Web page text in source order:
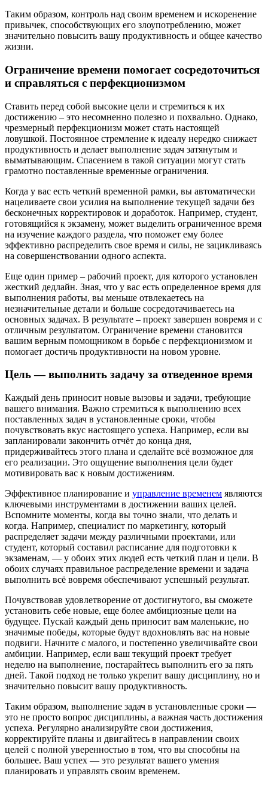
Таким образом, контроль над своим временем и искоренение
привычек, способствующих его злоупотреблению, может
значительно повысить вашу продуктивность и общее качество
жизни.
Ограничение времени помогает сосредоточиться
и справляться с перфекционизмом
Ставить перед собой высокие цели и стремиться к их
достижению – это несомненно полезно и похвально. Однако,
чрезмерный перфекционизм может стать настоящей
ловушкой. Постоянное стремление к идеалу нередко снижает
продуктивность и делает выполнение задач затянутым и
выматывающим. Спасением в такой ситуации могут стать
грамотно поставленные временные ограничения.
Когда у вас есть четкий временной рамки, вы автоматически
нацеливаете свои усилия на выполнение текущей задачи без
бесконечных корректировок и доработок. Например, студент,
готовящийся к экзамену, может выделить ограниченное время
на изучение каждого раздела, что поможет ему более
эффективно распределить свое время и силы, не зацикливаясь
на совершенствовании одного аспекта.
Еще один пример – рабочий проект, для которого установлен
жесткий дедлайн. Зная, что у вас есть определенное время для
выполнения работы, вы меньше отвлекаетесь на
незначительные детали и больше сосредотачиваетесь на
основных задачах. В результате – проект завершен вовремя и с
отличным результатом. Ограничение времени становится
вашим верным помощником в борьбе с перфекционизмом и
помогает достичь продуктивности на новом уровне.
Цель — выполнить задачу за отведенное время
Каждый день приносит новые вызовы и задачи, требующие
вашего внимания. Важно стремиться к выполнению всех
поставленных задач в установленные сроки, чтобы
почувствовать вкус настоящего успеха. Например, если вы
запланировали закончить отчёт до конца дня,
придерживайтесь этого плана и сделайте всё возможное для
его реализации. Это ощущение выполнения цели будет
мотивировать вас к новым достижениям.
Эффективное планирование и управление временем являются
ключевыми инструментами в достижении ваших целей.
Вспомните моменты, когда вы точно знали, что делать и
когда. Например, специалист по маркетингу, который
распределяет задачи между различными проектами, или
студент, который составил расписание для подготовки к
экзаменам, — у обоих этих людей есть четкий план и цели. В
обоих случаях правильное распределение времени и задача
выполнить всё вовремя обеспечивают успешный результат.
Почувствовав удовлетворение от достигнутого, вы сможете
установить себе новые, еще более амбициозные цели на
будущее. Пускай каждый день приносит вам маленькие, но
значимые победы, которые будут вдохновлять вас на новые
подвиги. Начните с малого, и постепенно увеличивайте свои
амбиции. Например, если ваш текущий проект требует
неделю на выполнение, постарайтесь выполнить его за пять
дней. Такой подход не только укрепит вашу дисциплину, но и
значительно повысит вашу продуктивность.
Таким образом, выполнение задач в установленные сроки —
это не просто вопрос дисциплины, а важная часть достижения
успеха. Регулярно анализируйте свои достижения,
корректируйте планы и двигайтесь в направлении своих
целей с полной уверенностью в том, что вы способны на
большее. Ваш успех — это результат вашего умения
планировать и управлять своим временем.